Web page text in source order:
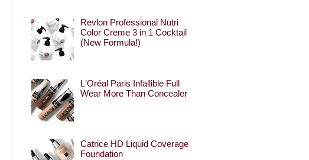
Revlon Professional Nutri
Color Creme 3 in 1 Cocktail
(New Formula!)
L'Oréal Paris Infallible Full
Wear More Than Concealer
Catrice HD Liquid Coverage
Foundation